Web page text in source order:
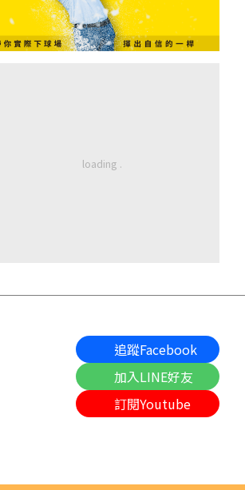
追蹤Facebook
加入LINE好友
訂閱Youtube